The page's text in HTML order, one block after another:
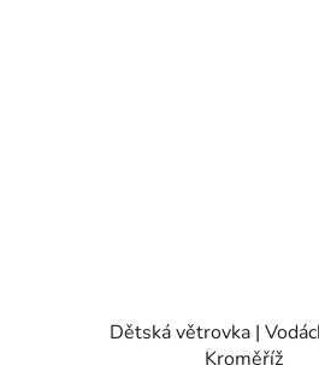
Dětská větrovka |
Kroměříž